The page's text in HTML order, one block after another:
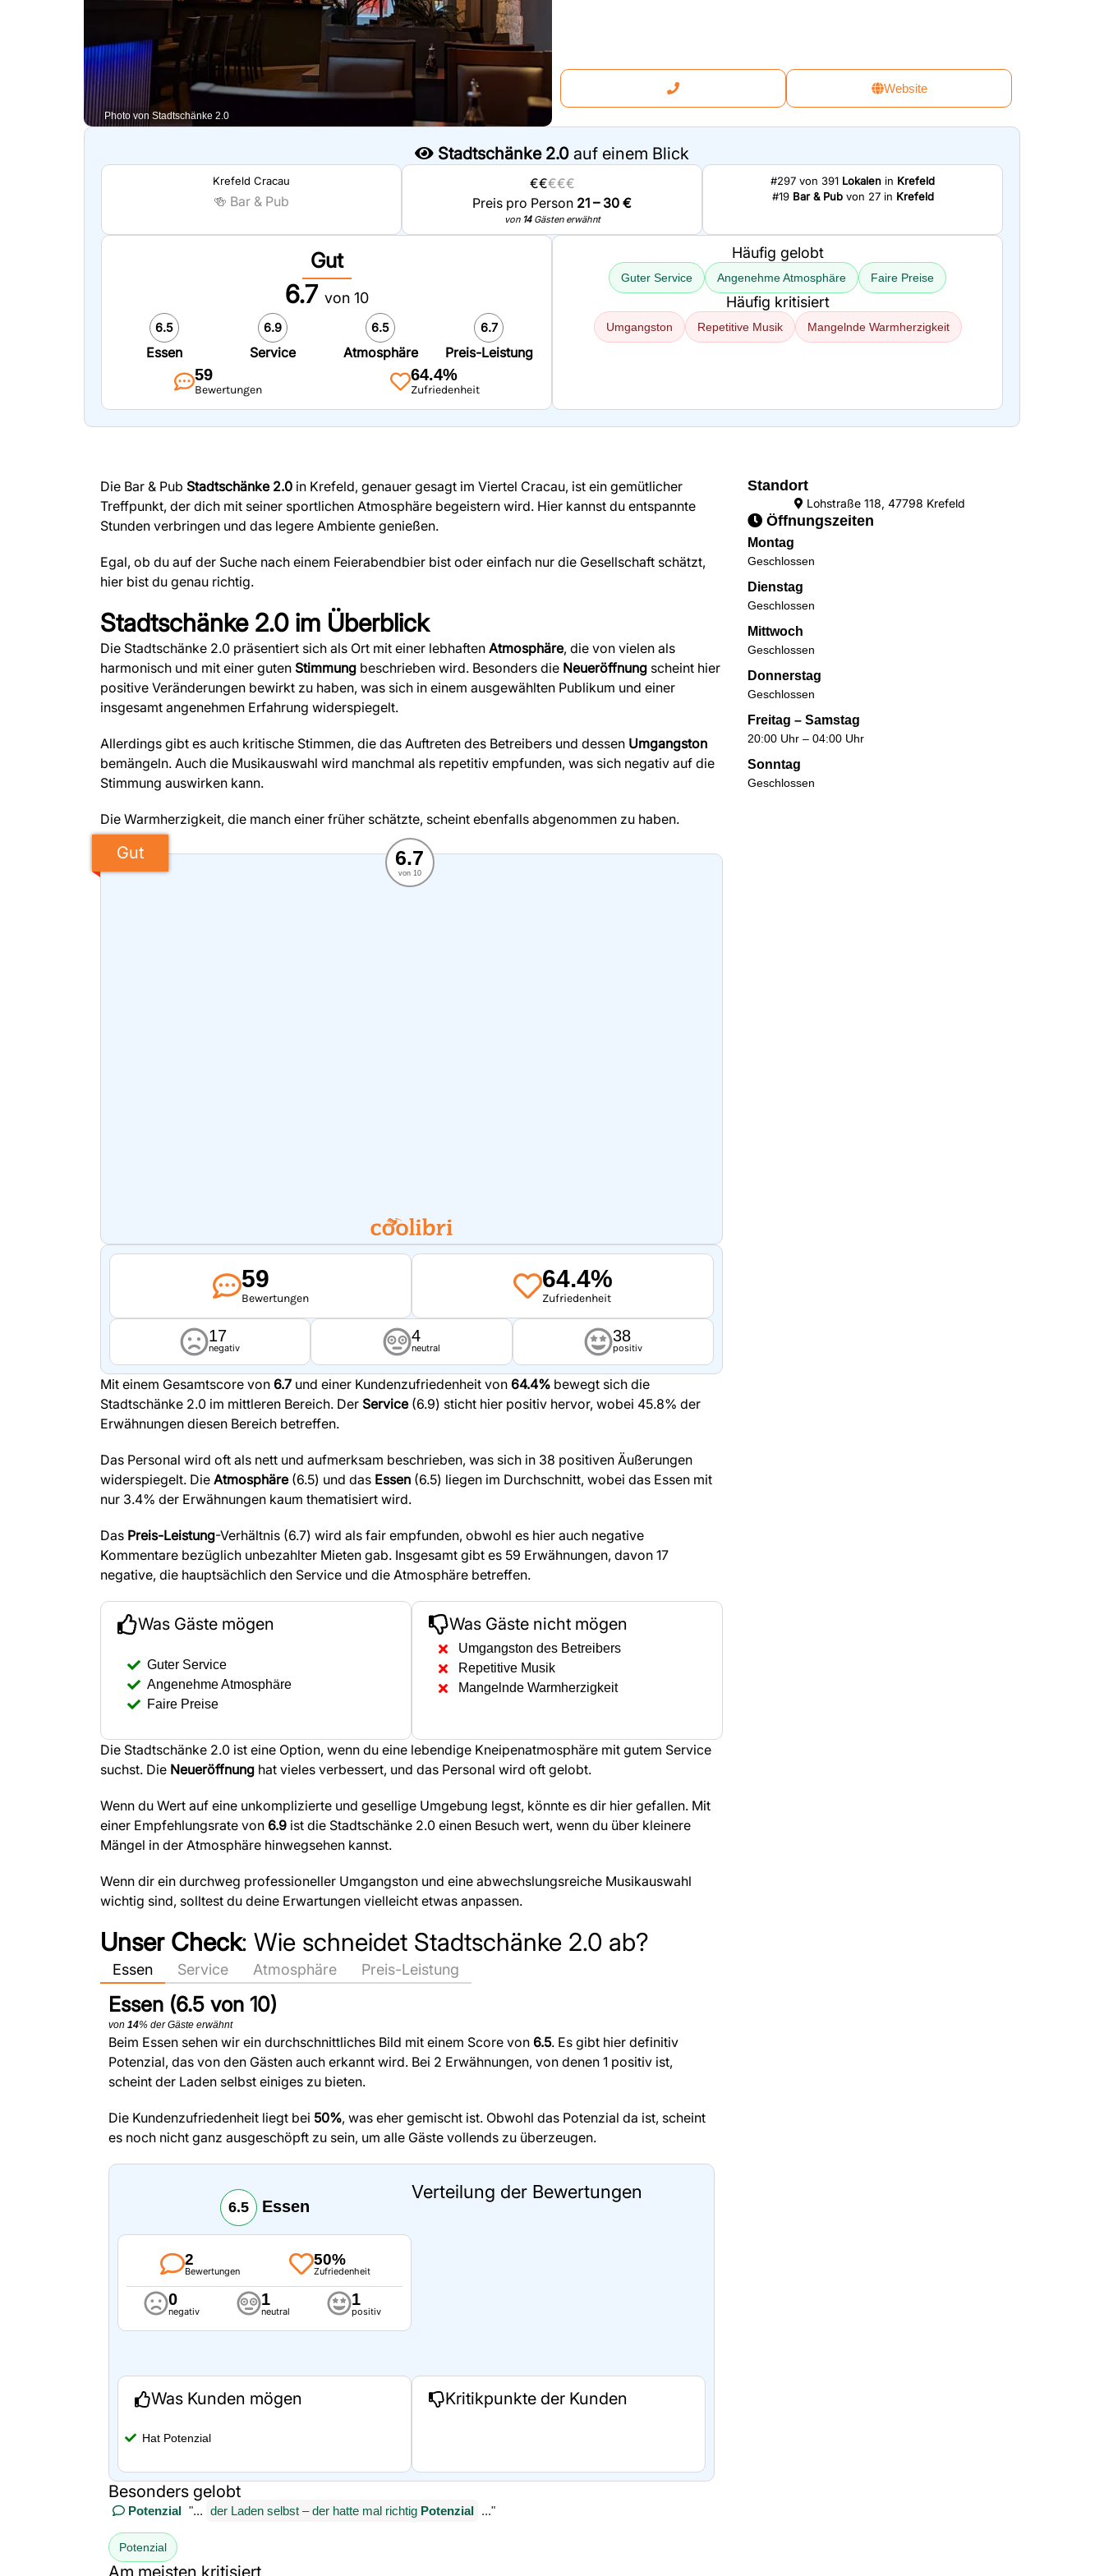
Photo von Stadtschänke 2.0
Website
Stadtschänke 2.0 auf einem Blick
Krefeld Cracau
🍻 Bar & Pub
€€€€€
Preis pro Person 21 – 30 €
von 14Gästen erwähnt
#297 von 391 Lokalen in Krefeld
#19 Bar & Pubvon 27 in Krefeld
Gut
6.7 von 10
6.5
Essen
6.9
Service
6.5
Atmosphäre
6.7
Preis-Leistung
59
Bewertungen
64.4%
Zufriedenheit
Häufig gelobt
Guter Service Angenehme Atmosphäre Faire Preise
Häufig kritisiert
Umgangston Repetitive Musik Mangelnde Warmherzigkeit
Die Bar & Pub Stadtschänke 2.0 in Krefeld, genauer gesagt im Viertel Cracau, ist ein gemütlicher
Treffpunkt, der dich mit seiner sportlichen Atmosphäre begeistern wird. Hier kannst du entspannte
Stunden verbringen und das legere Ambiente genießen.
Egal, ob du auf der Suche nach einem Feierabendbier bist oder einfach nur die Gesellschaft schätzt,
hier bist du genau richtig.
Stadtschänke 2.0im Überblick
Die Stadtschänke 2.0 präsentiert sich als Ort mit einer lebhaften Atmosphäre, die von vielen als
harmonisch und mit einer guten Stimmung beschrieben wird. Besonders die Neueröffnung scheint hier
positive Veränderungen bewirkt zu haben, was sich in einem ausgewählten Publikum und einer
insgesamt angenehmen Erfahrung widerspiegelt.
Allerdings gibt es auch kritische Stimmen, die das Auftreten des Betreibers und dessen Umgangston
bemängeln. Auch die Musikauswahl wird manchmal als repetitiv empfunden, was sich negativ auf die
Stimmung auswirken kann.
Die Warmherzigkeit, die manch einer früher schätzte, scheint ebenfalls abgenommen zu haben.
Gut 6.7
von 10
59
Bewertungen
64.4%
Zufriedenheit
17
negativ
4
neutral
38
positiv
Mit einem Gesamtscore von 6.7 und einer Kundenzufriedenheit von 64.4% bewegt sich die
Stadtschänke 2.0 im mittleren Bereich. Der Service(6.9) sticht hier positiv hervor, wobei 45.8% der
Erwähnungen diesen Bereich betreffen.
Das Personal wird oft als nett und aufmerksam beschrieben, was sich in 38 positiven Äußerungen
widerspiegelt. Die Atmosphäre(6.5) und das Essen (6.5) liegen im Durchschnitt, wobei das Essen mit
nur 3.4% der Erwähnungen kaum thematisiert wird.
Das Preis-Leistung-Verhältnis (6.7) wird als fair empfunden, obwohl es hier auch negative
Kommentare bezüglich unbezahlter Mieten gab. Insgesamt gibt es 59 Erwähnungen, davon 17
negative, die hauptsächlich den Service und die Atmosphäre betreffen.
Was Gäste mögen
Guter Service
Angenehme Atmosphäre
Faire Preise
Was Gäste nicht mögen
Umgangston des Betreibers
Repetitive Musik
Mangelnde Warmherzigkeit
Die Stadtschänke 2.0 ist eine Option, wenn du eine lebendige Kneipenatmosphäre mit gutem Service
suchst. Die Neueröffnung hat vieles verbessert, und das Personal wird oft gelobt.
Wenn du Wert auf eine unkomplizierte und gesellige Umgebung legst, könnte es dir hier gefallen. Mit
einer Empfehlungsrate von 6.9 ist die Stadtschänke 2.0 einen Besuch wert, wenn du über kleinere
Mängel in der Atmosphäre hinwegsehen kannst.
Wenn dir ein durchweg professioneller Umgangston und eine abwechslungsreiche Musikauswahl
wichtig sind, solltest du deine Erwartungen vielleicht etwas anpassen.
Unser Check: Wie schneidet Stadtschänke 2.0 ab?
Essen Service Atmosphäre Preis-Leistung
Essen (6.5 von 10)
von 14% der Gäste erwähnt
Beim Essen sehen wir ein durchschnittliches Bild mit einem Score von 6.5. Es gibt hier definitiv
Potenzial, das von den Gästen auch erkannt wird. Bei 2 Erwähnungen, von denen 1 positiv ist,
scheint der Laden selbst einiges zu bieten.
Die Kundenzufriedenheit liegt bei 50%, was eher gemischt ist. Obwohl das Potenzial da ist, scheint
es noch nicht ganz ausgeschöpft zu sein, um alle Gäste vollends zu überzeugen.
6.5 Essen
2
Bewertungen
50%
Zufriedenheit
0
negativ
1
neutral
1
positiv
Verteilung der Bewertungen
Was Kunden mögen
Hat Potenzial
Kritikpunkte der Kunden
Besonders gelobt
Potenzial "... der Laden selbst – der hatte mal richtig Potenzial ..."
Potenzial
Am meisten kritisiert
Standort
Lohstraße 118, 47798 Krefeld
Öffnungszeiten
Montag
Geschlossen
Dienstag
Geschlossen
Mittwoch
Geschlossen
Donnerstag
Geschlossen
Freitag – Samstag
20:00 Uhr – 04:00 Uhr
Sonntag
Geschlossen